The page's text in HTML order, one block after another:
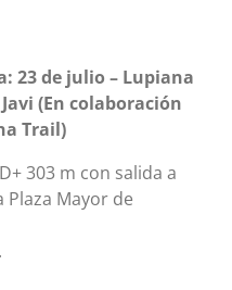
23 de julio – Lupiana
(En colaboración
Trail)
303 m con salida a
Plaza Mayor de